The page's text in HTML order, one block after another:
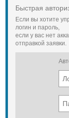
Быстрая
Если вы хотите
логин и пароль,
если у вас нет
отправкой заявки.